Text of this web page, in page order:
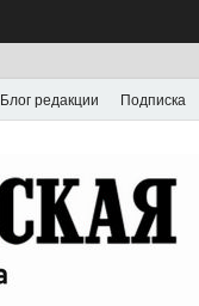
Блог редакции Подписка